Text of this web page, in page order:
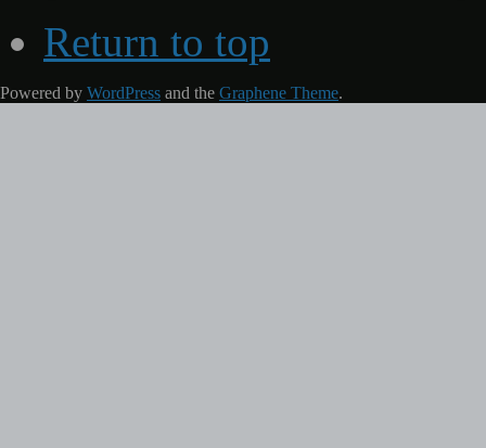
Return to top
Powered by WordPress and the Graphene Theme.